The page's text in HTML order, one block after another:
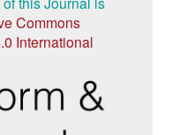
Commons
International